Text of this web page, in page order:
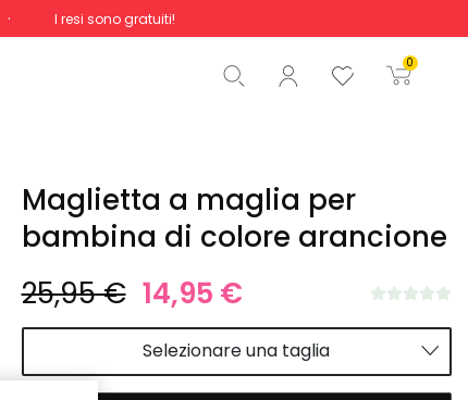
I resi sono gratuiti!
0
Totale 0,00 €
Inizio ordine
Maglietta a maglia per
bambina di colore arancione
25,95 € 14,95 €
Selezionare una taglia